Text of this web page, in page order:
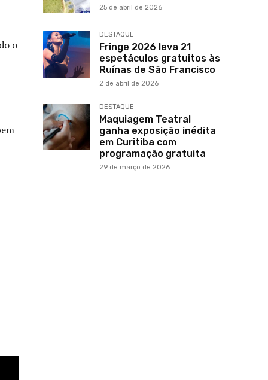
o
25 de abril de 2026
DESTAQUE
Fringe 2026 leva 21
espetáculos gratuitos às
Ruínas de São Francisco
2 de abril de 2026
DESTAQUE
Maquiagem Teatral
ganha exposição inédita
em Curitiba com
programação gratuita
29 de março de 2026